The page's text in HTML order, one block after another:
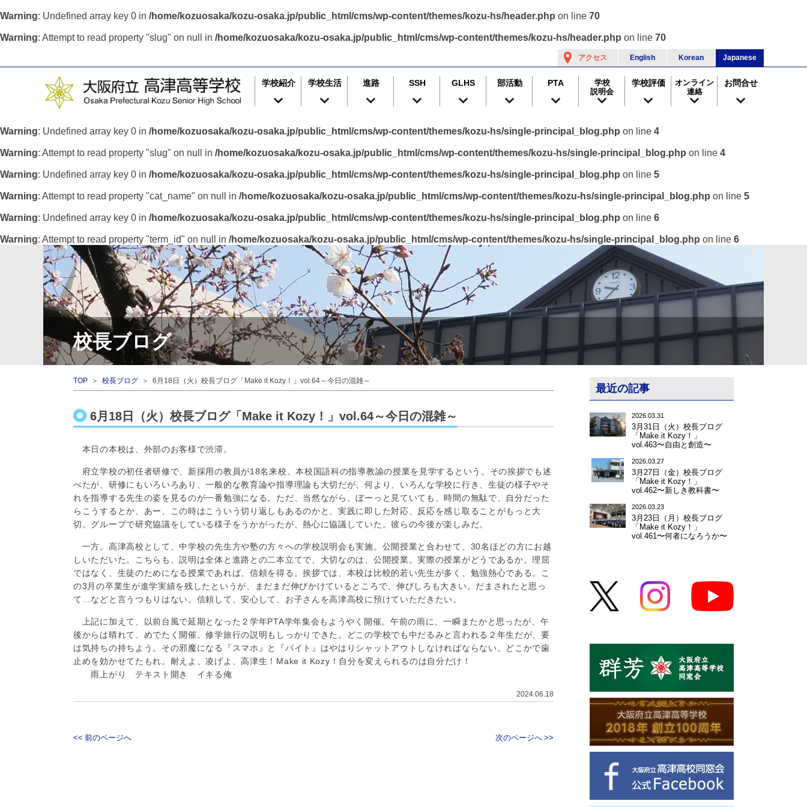
Warning: Undefined array key 0 in /home/kozuosaka/kozu-osaka.jp/public_html/cms/wp-content/themes/kozu-hs/header.php on line 70
Warning: Attempt to read property "slug" on null in /home/kozuosaka/kozu-osaka.jp/public_html/cms/wp-content/themes/kozu-hs/header.php on line 70
アクセス English Korean Japanese
学校紹介 学校生活 進路 SSH GLHS 部活動 PTA
学校
説明会
学校評価
オンライン
連絡
お問合せ
Warning: Undefined array key 0 in /home/kozuosaka/kozu-osaka.jp/public_html/cms/wp-content/themes/kozu-hs/single-principal_blog.php on line 4
Warning: Attempt to read property "slug" on null in /home/kozuosaka/kozu-osaka.jp/public_html/cms/wp-content/themes/kozu-hs/single-principal_blog.php on line 4
Warning: Undefined array key 0 in /home/kozuosaka/kozu-osaka.jp/public_html/cms/wp-content/themes/kozu-hs/single-principal_blog.php on line 5
Warning: Attempt to read property "cat_name" on null in /home/kozuosaka/kozu-osaka.jp/public_html/cms/wp-content/themes/kozu-hs/single-principal_blog.php on line 5
Warning: Undefined array key 0 in /home/kozuosaka/kozu-osaka.jp/public_html/cms/wp-content/themes/kozu-hs/single-principal_blog.php on line 6
Warning: Attempt to read property "term_id" on null in /home/kozuosaka/kozu-osaka.jp/public_html/cms/wp-content/themes/kozu-hs/single-principal_blog.php on line 6
校長ブログ
TOP ＞ 校長ブログ ＞ 6月18日（火）校長ブログ「Make it Kozy！」vol.64～今日の混雑～
6月18日（火）校長ブログ「Make it Kozy！」vol.64～今日の混雑～
本日の本校は、外部のお客様で渋滞。
府立学校の初任者研修で、新採用の教員が18名来校。本校国語科の指導教諭の授業を見学するという。その挨拶でも述
べたが、研修にもいろいろあり、一般的な教育論や指導理論も大切だが、何より、いろんな学校に行き、生徒の様子やそ
れを指導する先生の姿を見るのが一番勉強になる。ただ、当然ながら、ぼーっと見ていても、時間の無駄で、自分だった
らこうするとか、あー、この時はこういう切り返しもあるのかと、実践に即した対応、反応を感じ取ることがもっと大
切。グループで研究協議をしている様子をうかがったが、熱心に協議していた。彼らの今後が楽しみだ。
一方。高津高校として、中学校の先生方や塾の方々への学校説明会も実施。公開授業と合わせて、30名ほどの方にお越
しいただいた。こちらも、説明は全体と進路との二本立てで、大切なのは、公開授業。実際の授業がどうであるか。理屈
ではなく、生徒のためになる授業であれば、信頼を得る。挨拶では、本校は比較的若い先生が多く、勉強熱心である。こ
の3月の卒業生が進学実績を残したというが、まだまだ伸びかけているところで、伸びしろも大きい。だまされたと思っ
て…などと言うつもりはない。信頼して、安心して、お子さんを高津高校に預けていただきたい。
上記に加えて、以前台風で延期となった２学年PTA学年集会もようやく開催。午前の雨に、一瞬またかと思ったが、午
後からは晴れて、めでたく開催。修学旅行の説明もしっかりできた。どこの学校でも中だるみと言われる２年生だが、要
は気持ちの持ちよう。その邪魔になる『スマホ』と『バイト』はやはりシャットアウトしなければならない。どこかで歯
止めを効かせてたもれ。耐えよ、凌げよ、高津生！Make it Kozy！自分を変えられるのは自分だけ！
雨上がり テキスト開き イキる俺
2024.06.18
<< 前のページへ 次のページへ >>
最近の記事
2026.03.31
3月31日（火）校長ブログ
「Make it Kozy！」
vol.463〜自由と創造〜
2026.03.27
3月27日（金）校長ブログ
「Make it Kozy！」
vol.462〜新しき教科書〜
2026.03.23
3月23日（月）校長ブログ
「Make it Kozy！」
vol.461〜何者になろうか〜